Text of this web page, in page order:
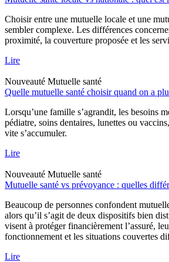
Choisir entre une mutuelle locale et une
sembler complexe. Les différences
proximité, la couverture proposée et les
Lire
Nouveauté Mutuelle santé
Quelle mutuelle santé choisir quand on a
Lorsqu’une famille s’agrandit, les besoins
pédiatre, soins dentaires, lunettes ou
vite s’accumuler.
Lire
Nouveauté Mutuelle santé
Mutuelle santé vs prévoyance : quelles
Beaucoup de personnes confondent
alors qu’il s’agit de deux dispositifs bien
visent à protéger financièrement l’assuré,
fonctionnement et les situations couvertes
Lire